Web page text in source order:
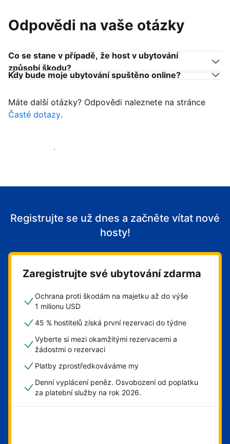
Odpovědi na vaše otázky
Co se stane v případě, že host v ubytování
způsobí škodu?
Kdy bude moje ubytování spuštěno online?
Máte další otázky? Odpovědi naleznete na stránce
Časté dotazy.
Začít přijímat hosty
Registrujte se už dnes a začněte vítat nové
hosty!
Zaregistrujte své ubytování zdarma
Ochrana proti škodám na majetku až do výše
1 milionu USD
45 % hostitelů získá první rezervaci do týdne
Vyberte si mezi okamžitými rezervacemi a
žádostmi o rezervaci
Platby zprostředkováváme my
Denní vyplácení peněz. Osvobození od poplatku
za platební služby na rok 2026.
Začít hned